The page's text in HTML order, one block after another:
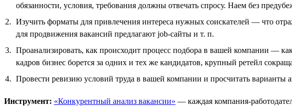
обязанности, условия, требования должны отвечать спросу. Наем без
Изучить форматы для привлечения интереса нужных соискателей — что
для продвижения вакансий предлагают job-сайты и т. п.
Проанализировать, как происходит процесс подбора в вашей компании —
кадров бизнес борется за одних и тех же кандидатов, крупный ретейл
Провести ревизию условий труда в вашей компании и просчитать варианты
Инструмент: «Конкурентный анализ вакансии» — каждая компания-